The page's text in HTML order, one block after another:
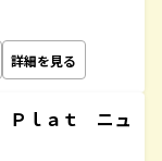
詳細を見る
ｌａｔ ニュ